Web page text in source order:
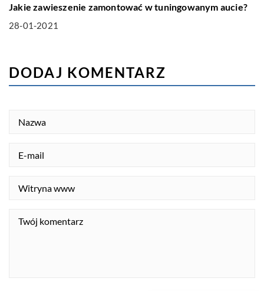
Jakie zawieszenie zamontować w tuningowanym aucie?
28-01-2021
DODAJ KOMENTARZ